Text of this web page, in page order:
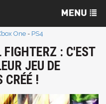
One - PS4
: C'EST
JEU DE
!